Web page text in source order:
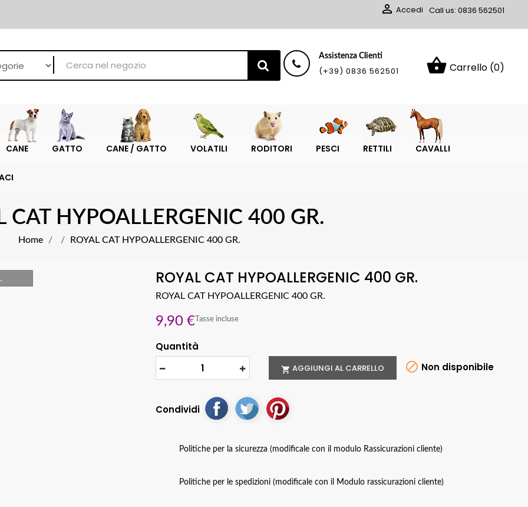
 Accedi Call us: 0836 562501
shopping_basket Carrello (0)
Assistenza Clienti
(+39) 0836 562501
CANE GATTO CANE / GATTO VOLATILI RODITORI PESCI RETTILI CAVALLI
CAT HYPOALLERGENIC 400 GR.
Home ROYAL CAT HYPOALLERGENIC 400 GR.
ROYAL CAT HYPOALLERGENIC 400 GR.
ROYAL CAT HYPOALLERGENIC 400 GR.
9,90 € Tasse incluse
Quantità
 AGGIUNGI AL CARRELLO  Non disponibile
Condividi
Politiche per la sicurezza (modificale con il modulo Rassicurazioni cliente)
Politiche per le spedizioni (modificale con il Modulo rassicurazioni cliente)